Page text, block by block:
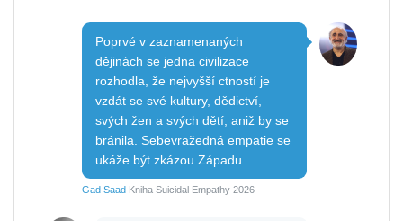
Poprvé v zaznamenaných
dějinách se jedna civilizace
rozhodla, že nejvyšší ctností je
vzdát se své kultury, dědictví,
svých žen a svých dětí, aniž by se
bránila. Sebevražedná empatie se
ukáže být zkázou Západu.
Gad Saad Kniha Suicidal Empathy 2026